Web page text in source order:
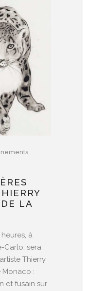
LA
à
Carlo, sera
Thierry
Monaco :
et fusain sur